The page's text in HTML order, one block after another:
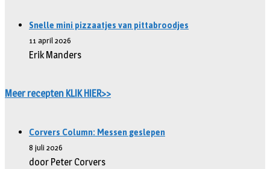
Snelle mini pizzaatjes van pittabroodjes
11 april 2026
Erik Manders
Meer recepten KLIK HIER>>
Corvers Column: Messen geslepen
8 juli 2026
door Peter Corvers